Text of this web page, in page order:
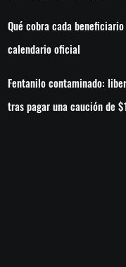
Qué cobra cada
calendario oficial
Fentanilo contaminado:
tras pagar una caución de